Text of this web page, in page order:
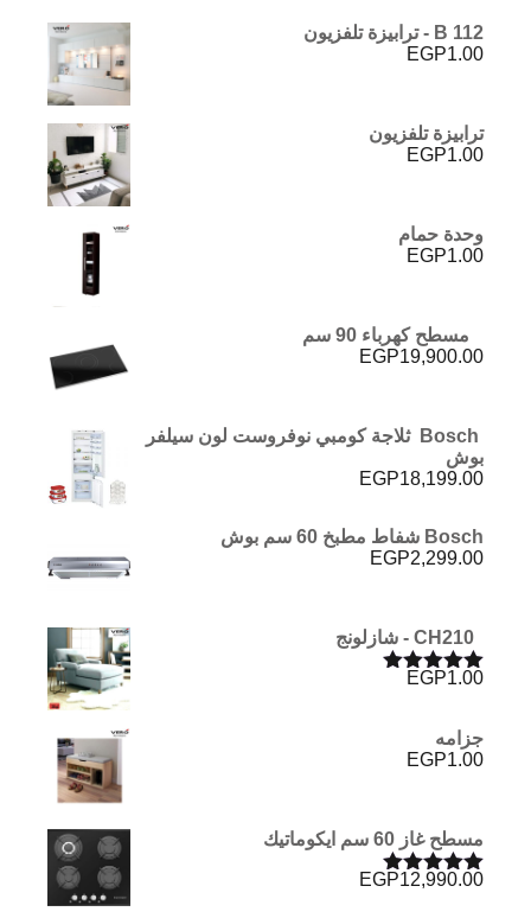
B 112 - ترابيزة تلفزيون
EGP1.00
ترابيزة تلفزيون
EGP1.00
وحدة حمام
EGP1.00
مسطح كهرباء 90 سم
EGP19,900.00
Bosch ثلاجة كومبي نوفروست لون سيلفر
بوش
EGP18,199.00
Bosch شفاط مطبخ 60 سم بوش
EGP2,299.00
تم التقييم
EGP1.00
جزامه
EGP1.00
مسطح غاز 60 سم ايكوماتيك
تم التقييم EGP12,990.00